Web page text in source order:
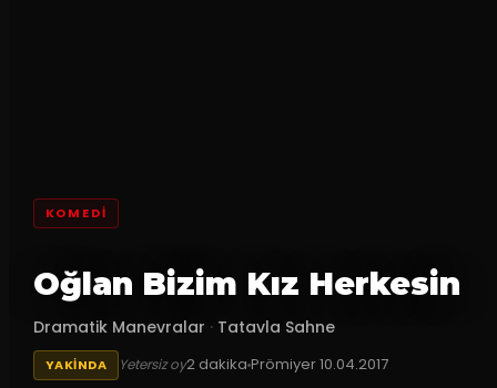
KOMEDI
Oğlan Bizim Kız Herkesin
Dramatik Manevralar · Tatavla Sahne
YAKINDA Yetersiz oy2 dakikaPrömiyer10.04.2017